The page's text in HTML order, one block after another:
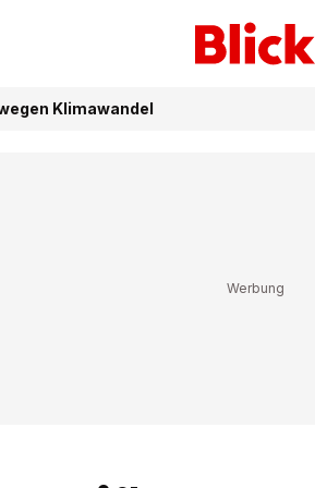
Klimawandel